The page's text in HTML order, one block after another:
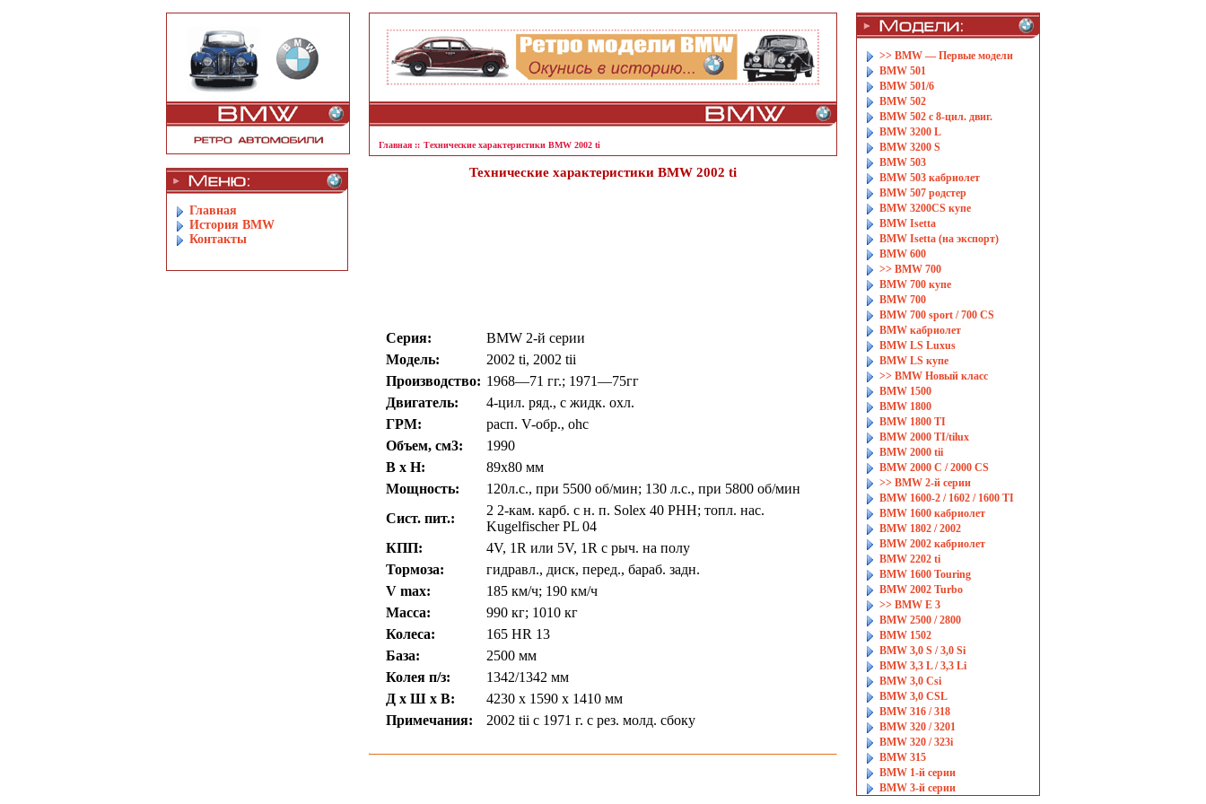
Главная
История BMW
Контакты
Главная :: Технические характеристики BMW 2002 ti
Технические характеристики BMW 2002 ti
Серия:
BMW 2-й серии
Модель:
2002 ti, 2002 tii
Производство: 1968—71 гг.; 1971—75гг
Двигатель:
4-цил. ряд., с жидк. охл.
ГРМ:
расп. V-обр., ohc
Объем, см3:
1990
В х Н:
89х80 мм
Мощность:
120л.с., при 5500 об/мин; 130 л.с., при 5800 об/мин
Сист. пит.:
2 2-кам. карб. с н. п. Solex 40 РНН; топл. нас.
Kugelfischer PL 04
КПП:
4V, 1R или 5V, 1R с рыч. на полу
Тормоза:
гидравл., диск, перед., бараб. задн.
V max:
185 км/ч; 190 км/ч
Масса:
990 кг; 1010 кг
Колеса:
165 HR 13
База:
2500 мм
Колея п/з:
1342/1342 мм
Д х Ш х В:
4230 х 1590 х 1410 мм
Примечания:
2002 tii с 1971 г. с рез. молд. сбоку
>> BMW — Первые модели
BMW 501
BMW 501/6
BMW 502
BMW 502 с 8-цил. двиг.
BMW 3200 L
BMW 3200 S
BMW 503
BMW 503 кабриолет
BMW 507 родстер
BMW 3200CS купе
BMW Isetta
BMW Isetta (на экспорт)
BMW 600
>> BMW 700
BMW 700 купе
BMW 700
BMW 700 sport / 700 CS
BMW кабриолет
BMW LS Luxus
BMW LS купе
>> BMW Новый класс
BMW 1500
BMW 1800
BMW 1800 TI
BMW 2000 TI/tilux
BMW 2000 tii
BMW 2000 С / 2000 CS
>> BMW 2-й серии
BMW 1600-2 / 1602 / 1600 TI
BMW 1600 кабриолет
BMW 1802 / 2002
BMW 2002 кабриолет
BMW 2202 ti
BMW 1600 Touring
BMW 2002 Turbo
>> BMW E 3
BMW 2500 / 2800
BMW 1502
BMW 3,0 S / 3,0 Si
BMW 3,3 L / 3,3 Li
BMW 3,0 Csi
BMW 3,0 CSL
BMW 316 / 318
BMW 320 / 3201
BMW 320 / 323i
BMW 315
BMW 1-й серии
BMW 3-й серии